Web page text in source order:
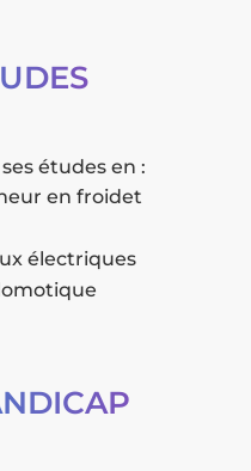
études en :
en froidet
électriques